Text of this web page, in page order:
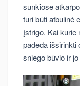
sunkiose
turi būti atbulinė
įstrigo. Kai kurie
padeda išsirinkti
sniego būvio ir